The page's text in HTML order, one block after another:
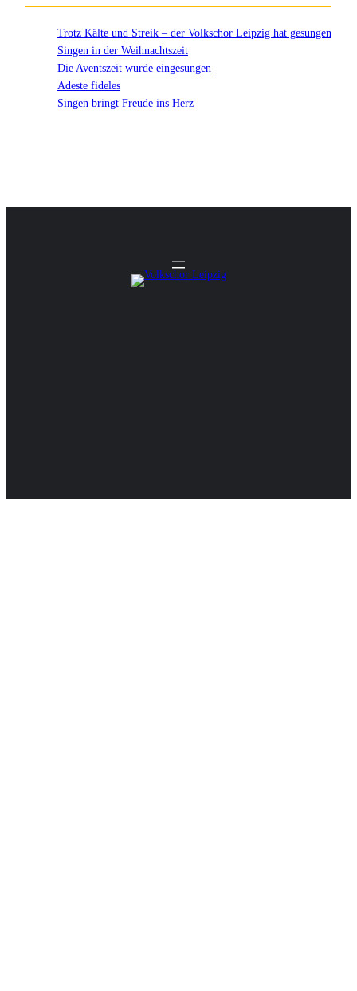
Trotz Kälte und Streik – der Volkschor Leipzig hat gesungen
Singen in der Weihnachtszeit
Die Aventszeit wurde eingesungen
Adeste fideles
Singen bringt Freude ins Herz